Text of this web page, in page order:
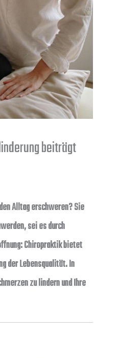
beiträgt
Alltag erschweren? Sie
sei es durch
Chiropraktik bietet
der Lebensqualität. In
zu lindern und Ihre